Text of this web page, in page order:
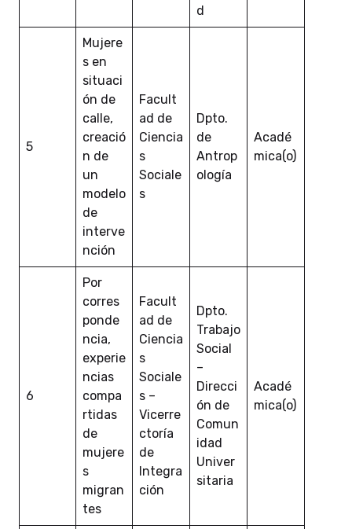
d
5
Mujere
s en
situaci
ón de
calle,
creació
n de
un
modelo
de
interve
nción
Facult
ad de
Ciencia
s
Sociale
s
Dpto.
de
Antrop
ología
Acadé
mica(o)
6
Por
corres
ponde
ncia,
experie
ncias
compa
rtidas
de
mujere
s
migran
tes
Facult
ad de
Ciencia
s
Sociale
s –
Vicerre
ctoría
de
Integra
ción
Dpto.
Trabajo
Social
–
Direcci
ón de
Comun
idad
Univer
sitaria
Acadé
mica(o)